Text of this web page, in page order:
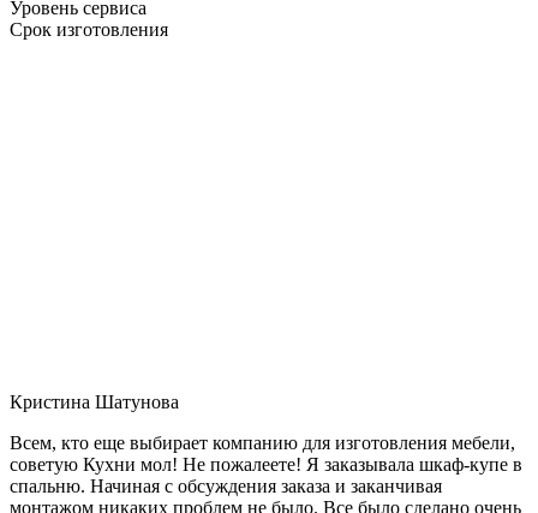
Уровень сервиса
Срок изготовления
Кристина Шатунова
Всем, кто еще выбирает компанию для изготовления мебели,
советую Кухни мол! Не пожалеете! Я заказывала шкаф-купе в
спальню. Начиная с обсуждения заказа и заканчивая
монтажом никаких проблем не было. Все было сделано очень